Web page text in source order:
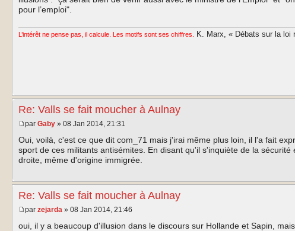
pour l’emploi".
L’intérêt ne pense pas, il calcule. Les motifs sont ses chiffres. K. Marx, « Débats sur la loi
Re: Valls se fait moucher à Aulnay
par Gaby » 08 Jan 2014, 21:31
Oui, voilà, c'est ce que dit com_71 mais j'irai même plus loin, il l'a fait
sport de ces militants antisémites. En disant qu'il s'inquiète de la
droite, même d'origine immigrée.
Re: Valls se fait moucher à Aulnay
par zejarda » 08 Jan 2014, 21:46
oui, il y a beaucoup d'illusion dans le discours sur Hollande et Sapin,